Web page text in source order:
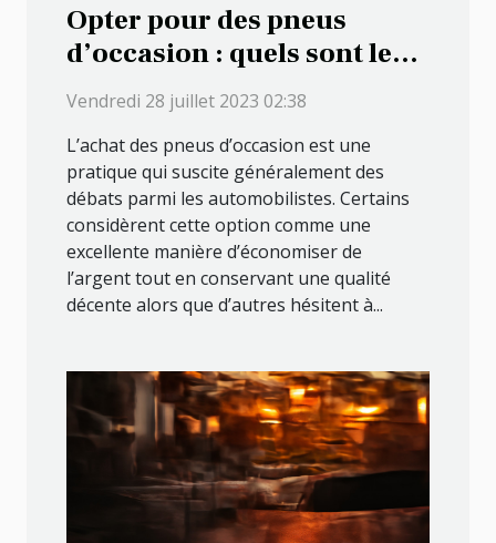
Opter pour des pneus
d’occasion : quels sont les
avantages que cela
présente ?
Vendredi 28 juillet 2023 02:38
L’achat des pneus d’occasion est une
pratique qui suscite généralement des
débats parmi les automobilistes. Certains
considèrent cette option comme une
excellente manière d’économiser de
l’argent tout en conservant une qualité
décente alors que d’autres hésitent à...